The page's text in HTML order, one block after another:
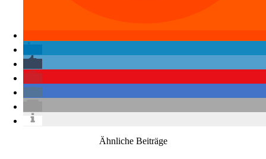
Ähnliche Beiträge